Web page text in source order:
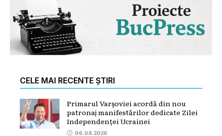
CELE MAI RECENTE ȘTIRI
Primarul Varșoviei acordă din nou
patronaj manifestărilor dedicate Zilei
Independenței Ucrainei
06.08.2026